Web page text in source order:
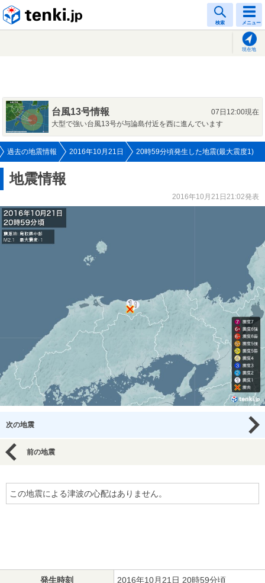
検索 メニュー
現在地
台風13号情報
07日12:00現在
大型で強い台風13号が与論島付近を西に進んでいます
過去の地震情報 2016年10月21日 20時59分頃発生した地震(最大震度1)
地震情報
2016年10月21日21:02発表
次の地震
前の地震
この地震による津波の心配はありません。
発生時刻 2016年10月21日 20時59分頃